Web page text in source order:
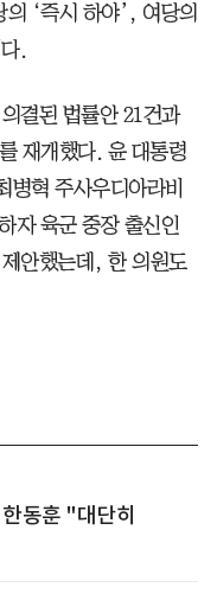
‘즉시 하야’, 여당의
.
결된 법률안 21건과
재개했다. 윤 대통령
병혁 주사우디아라비
자 육군 중장 출신인
안했는데, 한 의원도
동훈 "대단히